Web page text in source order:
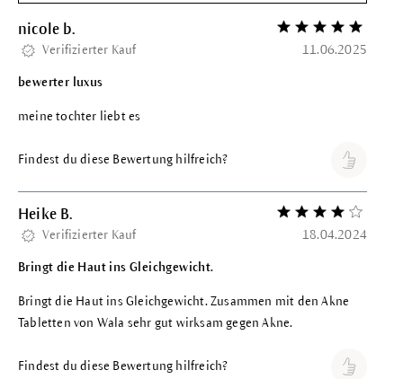
nicole b. Bewertung mit 5
Verifizierter Kauf 11.06.2025
bewerter luxus
meine tochter liebt es
Findest du diese Bewertung hilfreich?
Heike B. Bewertung mit 4
Verifizierter Kauf 18.04.2024
Bringt die Haut ins Gleichgewicht.
Bringt die Haut ins Gleichgewicht. Zusammen mit den Akne
Tabletten von Wala sehr gut wirksam gegen Akne.
Findest du diese Bewertung hilfreich?